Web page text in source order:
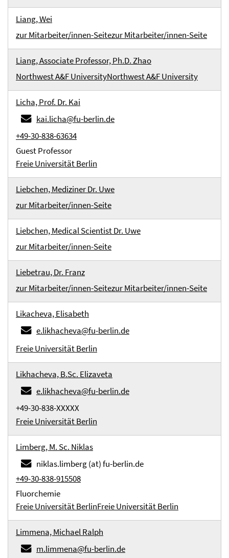
Liang, Wei
zur Mitarbeiter/innen-Seitezur Mitarbeiter/innen-Seite
Liang, Associate Professor, Ph.D. Zhao
Northwest A&F UniversityNorthwest A&F University
Licha, Prof. Dr. Kai
kai.licha@fu-berlin.de
+49-30-838-63634
Guest Professor
Freie Universität Berlin
Liebchen, Mediziner Dr. Uwe
zur Mitarbeiter/innen-Seite
Liebchen, Medical Scientist Dr. Uwe
zur Mitarbeiter/innen-Seite
Liebetrau, Dr. Franz
zur Mitarbeiter/innen-Seitezur Mitarbeiter/innen-Seite
Likacheva, Elisabeth
e.likhacheva@fu-berlin.de
Freie Universität Berlin
Likhacheva, B.Sc. Elizaveta
e.likhacheva@fu-berlin.de
+49-30-838-XXXXX
Freie Universität Berlin
Limberg, M. Sc. Niklas
niklas.limberg (at) fu-berlin.de
+49-30-838-915508
Fluorchemie
Freie Universität BerlinFreie Universität Berlin
Limmena, Michael Ralph
m.limmena@fu-berlin.de